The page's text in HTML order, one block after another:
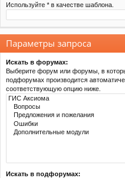
Используйте * в качестве шаблона.
Параметры запроса
Искать в форумах:
Выберите форум или форумы, в
подфорумах производится
соответствующую опцию ниже.
Искать в подфорумах: